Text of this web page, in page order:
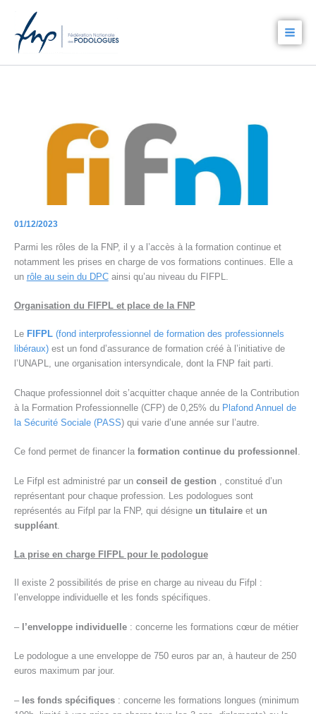
contenu
01/12/2023
Parmi les rôles de la FNP, il y a l’accès à la formation continue et
notamment les prises en charge de vos formations continues. Elle a
un rôle au sein du DPCainsi qu’au niveau du FIFPL.
Organisation du FIFPL et place de la FNP
Le FIFPL(fond interprofessionnel de formation des professionnels
libéraux)est un fond d’assurance de formation créé à l’initiative de
l’UNAPL, une organisation intersyndicale, dont la FNP fait parti.
Chaque professionnel doit s’acquitter chaque année de la Contribution
à la Formation Professionnelle (CFP) de 0,25% du Plafond Annuel de
la Sécurité Sociale (PASS) qui varie d’une année sur l’autre.
Ce fond permet de financer la formation continue du professionnel .
Le Fifpl est administré par un conseil de gestion , constitué d’un
représentant pour chaque profession. Les podologues sont
représentés au Fifpl par la FNP, qui désigne un titulaireet un
suppléant.
La prise en charge FIFPL pour le podologue
Il existe 2 possibilités de prise en charge au niveau du Fifpl :
l’enveloppe individuelle et les fonds spécifiques.
– l’enveloppe individuelle: concerne les formations cœur de métier
Le podologue a une enveloppe de 750 euros par an, à hauteur de 250
euros maximum par jour.
– les fonds spécifiques: concerne les formations longues (minimum